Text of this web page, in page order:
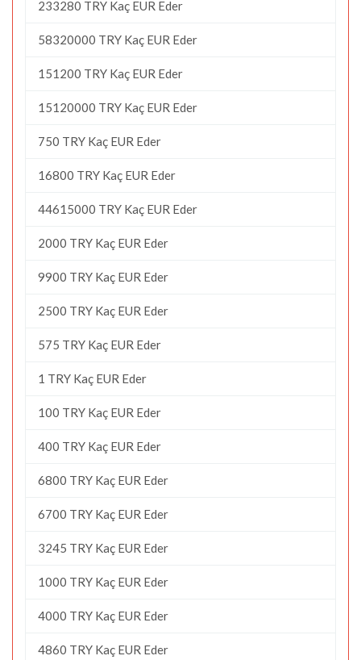
233280 TRY Kaç EUR Eder
58320000 TRY Kaç EUR Eder
151200 TRY Kaç EUR Eder
15120000 TRY Kaç EUR Eder
750 TRY Kaç EUR Eder
16800 TRY Kaç EUR Eder
44615000 TRY Kaç EUR Eder
2000 TRY Kaç EUR Eder
9900 TRY Kaç EUR Eder
2500 TRY Kaç EUR Eder
575 TRY Kaç EUR Eder
1 TRY Kaç EUR Eder
100 TRY Kaç EUR Eder
400 TRY Kaç EUR Eder
6800 TRY Kaç EUR Eder
6700 TRY Kaç EUR Eder
3245 TRY Kaç EUR Eder
1000 TRY Kaç EUR Eder
4000 TRY Kaç EUR Eder
4860 TRY Kaç EUR Eder